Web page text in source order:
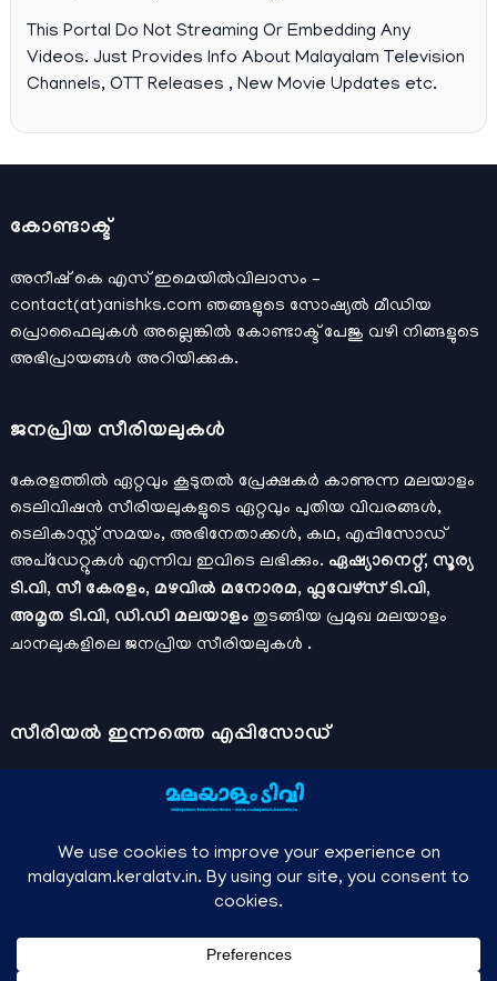
This Portal Do Not Streaming Or Embedding Any
Videos. Just Provides Info About Malayalam Television
Channels, OTT Releases , New Movie Updates etc.
കോണ്ടാക്ട്
അനീഷ്‌ കെ എസ് ഇമെയില്‍വിലാസം –
contact(at)anishks.com ഞങ്ങളുടെ സോഷ്യല്‍ മീഡിയ
പ്രൊഫൈലുകള്‍ അല്ലെങ്കില്‍ കോണ്ടാക്ട്പേജു വഴി നിങ്ങളുടെ
അഭിപ്രായങ്ങള്‍ അറിയിക്കുക.
ജനപ്രിയ സീരിയലുകള്‍
കേരളത്തിൽ ഏറ്റവും കൂടുതൽ പ്രേക്ഷകർ കാണുന്ന മലയാളം
ടെലിവിഷൻ സീരിയലുകളുടെ ഏറ്റവും പുതിയ വിവരങ്ങൾ,
ടെലികാസ്റ്റ് സമയം, അഭിനേതാക്കൾ, കഥ, എപ്പിസോഡ്
അപ്ഡേറ്റുകൾ എന്നിവ ഇവിടെ ലഭിക്കും. ഏഷ്യാനെറ്റ്, സൂര്യ
ടി.വി, സീ കേരളം, മഴവിൽ മനോരമ, ഫ്ലവേഴ്സ് ടി.വി,
അമൃത ടി.വി, ഡി.ഡി മലയാളം തുടങ്ങിയ പ്രമുഖ മലയാളം
ചാനലുകളിലെ ജനപ്രിയ സീരിയലുകൾ .
സീരിയല്‍ ഇന്നത്തെ എപ്പിസോഡ്
ചാനലുകളുടെ ഔദ്യോഗിക മൊബൈല്‍ ആപ്പുകള്‍ , ഒഫിഷ്യല്‍
യൂട്യൂബ് ചാനല്‍ ഇവ ഉപയോഗപ്പെടുത്തി കഴിഞ്ഞുപോയ
മനോരമ മാക്സ് , സണ്‍ നെക്സ്റ്റ്, സോണി ലിവ് , നെറ്റ് ഫ്ലിക്സ്
തുടങ്ങിയ ഒടിടി ആപ്പുകള്‍ വഴിയുള്ള സിനിമ ഓണ്‍ലൈന്‍